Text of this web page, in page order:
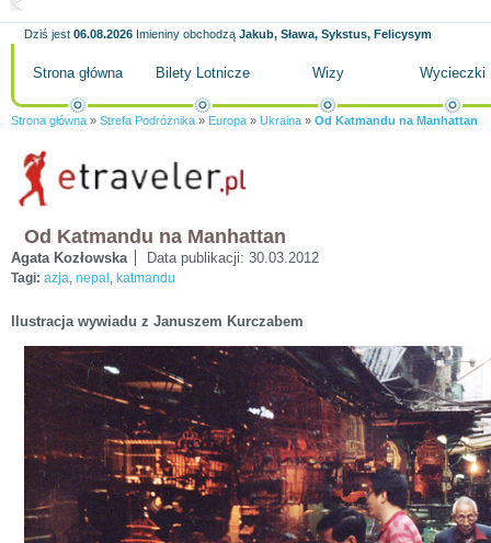
Dziś jest 06.08.2026 Imieniny obchodzą Jakub, Sława, Sykstus, Felicysym
Strona główna Bilety Lotnicze Wizy Wycieczki
Strona główna » Strefa Podróżnika » Europa » Ukraina » Od Katmandu na Manhattan
Od Katmandu na Manhattan
Agata Kozłowska Data publikacji: 30.03.2012
Tagi: azja, nepal , katmandu
Ilustracja wywiadu z Januszem Kurczabem